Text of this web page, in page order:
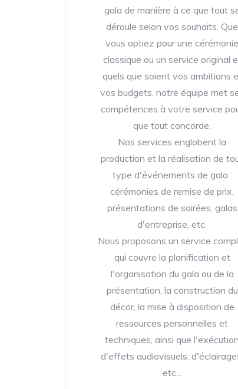
gala de manière à ce que tout
déroule selon vos souhaits. Que
vous optiez pour une cérémonie
classique ou un service original
quels que soient vos ambitions
vos budgets, notre équipe met
compétences à votre service
que tout concorde.
Nos services englobent la
production et la réalisation de
type d'événements de gala :
cérémonies de remise de prix,
présentations de soirées, galas
d'entreprise, etc.
Nous proposons un service
qui couvre la planification et
l'organisation du gala ou de la
présentation, la construction du
décor, la mise à disposition de
ressources personnelles et
techniques, ainsi que l'exécution
d'effets audiovisuels,
etc...